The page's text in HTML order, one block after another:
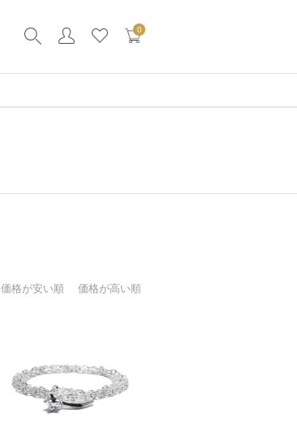
0
価格が安い順 価格が高い順